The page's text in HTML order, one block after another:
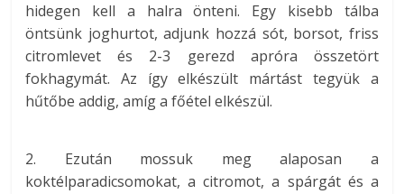
hidegen kell a halra önteni. Egy kisebb tálba
öntsünk joghurtot, adjunk hozzá sót, borsot, friss
citromlevet és 2-3 gerezd apróra összetört
fokhagymát. Az így elkészült mártást tegyük a
hűtőbe addig, amíg a főétel elkészül.
2. Ezután mossuk meg alaposan a
koktélparadicsomokat, a citromot, a spárgát és a